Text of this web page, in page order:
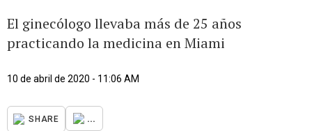
El ginecólogo llevaba más de 25 años
practicando la medicina en Miami
10 de abril de 2020 - 11:06 AM
SHARE ...